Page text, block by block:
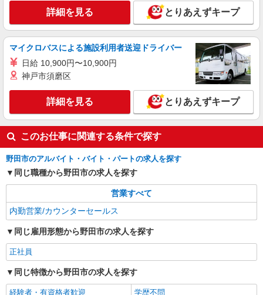
詳細を見る とりあえずキープ
マイクロバスによる施設利用者送迎ドライバー
日給 10,900円〜10,900円
神戸市須磨区
詳細を見る とりあえずキープ
このお仕事に関連する条件で探す
野田市のアルバイト・バイト・パートの求人を探す
同じ職種から野田市の求人を探す
営業すべて
内勤営業/カウンターセールス
同じ雇用形態から野田市の求人を探す
正社員
同じ特徴から野田市の求人を探す
経験者・有資格者歓迎
学歴不問